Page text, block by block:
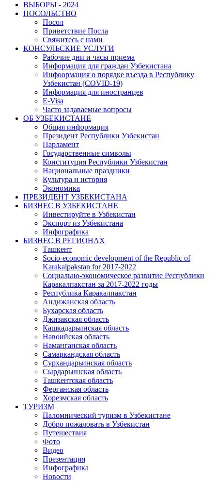
ВЫБОРЫ - 2024
ПОСОЛЬСТВО
Посол
Приветствие Посла
Свяжитесь с нами
КОНСУЛЬСКИЕ УСЛУГИ
Рабочие дни и часы приема
Информация для граждан Узбекистана
Инфоормация о порядке въезда в Республику
Узбекистан (COVID-19)
Информация для иностранцев
E-Visa
Часто задаваемые вопросы
ОБ УЗБЕКИСТАНЕ
Общая информация
Президент Республики Узбекистан
Парламент
Государственные символы
Конституция Республики Узбекистан
Национальные праздники
Культура и история
Экономика
ПРЕЗИДЕНТ УЗБЕКИСТАНА
БИЗНЕС В УЗБЕКИСТАНЕ
Инвестируйте в Узбекистан
Экспорт из Узбекистана
Инфографика
БИЗНЕС В РЕГИОНАХ
Ташкент
Socio-economic development of the Republic of
Karakalpakstan for 2017-2022
Социально-экономическое развитие Республики
Каракалпакстан за 2017-2022 годы
Республика Каракалпакстан
Андижанская область
Бухарская область
Джизакская область
Кашкадарьинская область
Навоийская область
Наманганская область
Самаркандская область
Сурхандарьинская область
Сырдарьинская область
Ташкентская область
Ферганская область
Хорезмская область
ТУРИЗМ
Паломнический туризм в Узбекистане
Добро пожаловать в Узбекистан
Путешествия
Фото
Видео
Презентация
Инфографика
Новости